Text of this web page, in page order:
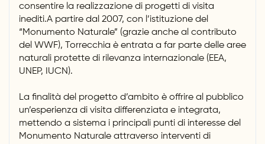
consentire la realizzazione di progetti di visita
inediti.A partire dal 2007, con l’istituzione del
“Monumento Naturale” (grazie anche al contributo
del WWF), Torrecchia è entrata a far parte delle aree
naturali protette di rilevanza internazionale (EEA,
UNEP, IUCN).
La finalità del progetto d’ambito è offrire al pubblico
un’esperienza di visita differenziata e integrata,
mettendo a sistema i principali punti di interesse del
Monumento Naturale attraverso interventi di